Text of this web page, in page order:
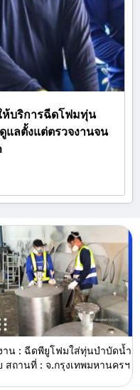
บริการฉีดโฟมทุ่น
ลตั้งแต่ตรวจงานจน
าน : ฉีดพียูโฟมใส่ทุ่นบำบัดน้ำ
สถานที่ : จ.กรุงเทพมหานครฯ